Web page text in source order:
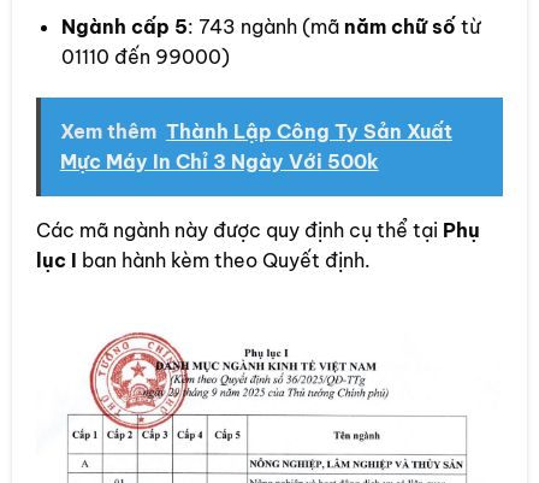
Ngành cấp 5: 743 ngành (mã năm chữ số từ
01110 đến 99000)
Xem thêm Thành Lập Công Ty Sản Xuất
Mực Máy In Chỉ 3 Ngày Với 500k
Các mã ngành này được quy định cụ thể tại Phụ
lục I ban hành kèm theo Quyết định.